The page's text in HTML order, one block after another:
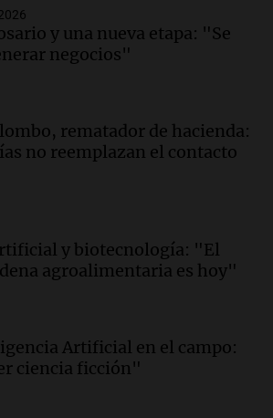
de la servilleta que
Messi para el primer
Gaspart: "Sin Jorge, no sé si
llegado adonde llegó"
y el sueño argentino de
en una entrevista con Rony
de Agostina Vega, tras
y una nueva etapa: "Se
negocios"
rematador de hacienda:
no reemplazan el contacto
y biotecnología: "El
agroalimentaria es hoy"
Artificial en el campo:
ciencia ficción"